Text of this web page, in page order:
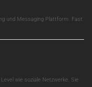
und Messaging Plattform. Fast
wie soziale Netzwerke. Sie